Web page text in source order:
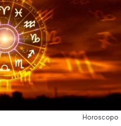
Horoscopo